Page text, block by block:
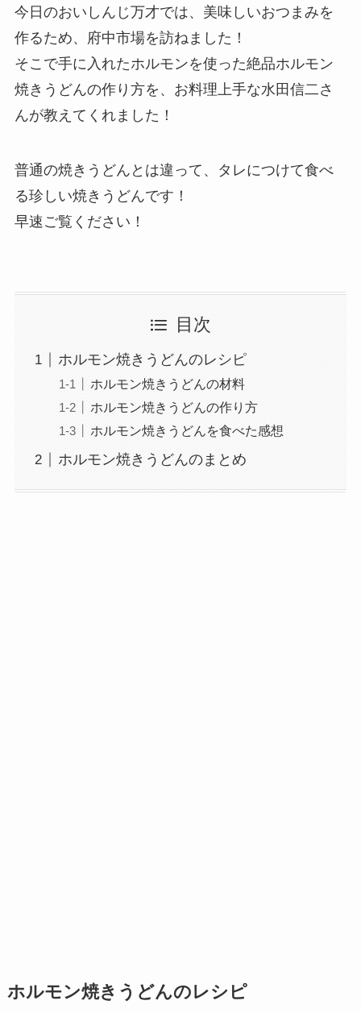
今日のおいしんじ万才では、美味しいおつまみを
作るため、府中市場を訪ねました！
そこで手に入れたホルモンを使った絶品ホルモン
焼きうどんの作り方を、お料理上手な水田信二さ
んが教えてくれました！
普通の焼きうどんとは違って、タレにつけて食べ
る珍しい焼きうどんです！
早速ご覧ください！
目次
ホルモン焼きうどんのレシピ
ホルモン焼きうどんの材料
ホルモン焼きうどんの作り方
ホルモン焼きうどんを食べた感想
ホルモン焼きうどんのまとめ
ホルモン焼きうどんのレシピ